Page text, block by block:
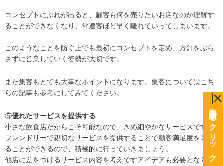
コンセプトにぶれが出ると、顧客も何を売りたいお店なのか理解す
ることができなくなり、常連客ほど早く離れていってしまいます。
このようなことを防ぐ上でも最初にコンセプトを定め、方針をぶら
さずに営業していく姿勢が大切です。
また集客もとても大事なポイントになります。集客についてはこち
らの記事も参考にしてみてください。
⑤優れたサービスを提供する
小さな飲食店だからこそ可能なので、きめ細やかなサービスです。
フレンドリーで親切なサービスを提供することで顧客満足度を高め
ることができるので、積極的に行っていきましょう。
他店に差をつけるサービス内容を考えですアイデアも必要となりま
資料請求をクリック